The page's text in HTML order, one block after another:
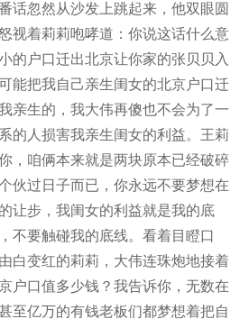
忽然从沙发上跳起来，他双眼圆
视着莉莉咆哮道：你说这话什么意
的户口迁出北京让你家的张贝贝入
能把我自己亲生闺女的北京户口迁
亲生的，我大伟再傻也不会为了一
的人损害我亲生闺女的利益。王莉
，咱俩本来就是两块原本已经破碎
伙过日子而已，你永远不要梦想在
让步，我闺女的利益就是我的底
不要触碰我的底线。看着目瞪口
白变红的莉莉，大伟连珠炮地接着
户口值多少钱？我告诉你，无数在
至亿万的有钱老板们都梦想着把自